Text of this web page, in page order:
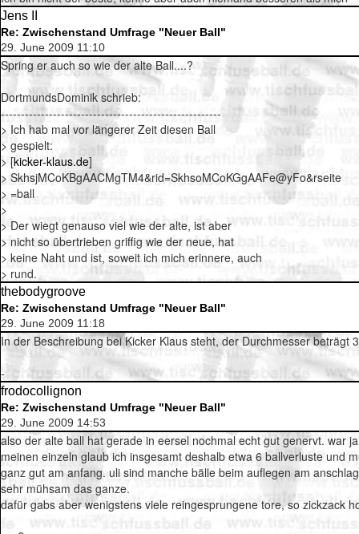
Jens II
Re: Zwischenstand Umfrage "Neuer Ball"
29. June 2009 11:10
Spring er auch so wie der alte Ball....?
DortmundsDominik schrieb:
-------------------------------------------------------
> Ich hab mal vor längerer Zeit diesen Ball
> gespielt:
> [kicker-klaus.de]
> SkhsjMCoKBgAACMgTM4&rid=SkhsoMCoKGgAAFe@yFo&rseite
> =ball
>
> Der wiegt genauso viel wie der alte, ist aber
> nicht so übertrieben griffig wie der neue, hat
> keine Naht und ist, soweit ich mich erinnere, auch
> rund.
thebodygroove
Re: Zwischenstand Umfrage "Neuer Ball"
29. June 2009 11:18
In der Beschreibung bei Kicker Klaus steht, der Durchmesser beträgt
-
frodocollignon
Re: Zwischenstand Umfrage "Neuer Ball"
29. June 2009 14:53
also der alte ball hat gerade in eersel nochmal echt gut genervt. war
meinen einzeln glaub ich insgesamt deshalb etwa 6 ballverluste und
ganz gut am anfang. uli sind manche bälle beim auflegen am
sehr mühsam das ganze.
dafür gabs aber wenigstens viele reingesprungene tore, so zickzack